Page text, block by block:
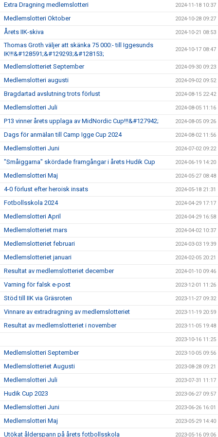
Extra Dragning medlemslotteri 2024-11-18 10:37
Medlemslotteri Oktober 2024-10-28 09:27
Årets IIK-skiva 2024-10-21 08:53
Thomas Groth väljer att skänka 75 000:- till Iggesunds
IK!!!&#128591;&#129293;&#128153;
2024-10-17 08:47
Medlemslotteriet September 2024-09-30 09:23
Medlemslotteri augusti 2024-09-02 09:52
Bragdartad avslutning trots förlust 2024-08-15 22:42
Medlemslotteri Juli 2024-08-05 11:16
P13 vinner årets upplaga av MidNordic Cup!!!&#127942; 2024-08-05 09:26
Dags för anmälan till Camp Igge Cup 2024 2024-08-02 11:56
Medlemslotteri Juni 2024-07-02 09:22
"Småiggarna" skördade framgångar i årets Hudik Cup 2024-06-19 14:20
Medlemslotteri Maj 2024-05-27 08:48
4-0 förlust efter heroisk insats 2024-05-18 21:31
Fotbollsskola 2024 2024-04-29 17:17
Medlemslotteri April 2024-04-29 16:58
Medlemslotteriet mars 2024-04-02 10:37
Medlemslotteriet februari 2024-03-03 19:39
Medlemslotteriet januari 2024-02-05 20:21
Resultat av medlemslotteriet december 2024-01-10 09:46
Varning för falsk e-post 2023-12-01 11:26
Stöd till IIK via Gräsroten 2023-11-27 09:32
Vinnare av extradragning av medlemslotteriet 2023-11-19 20:59
Resultat av medlemslotteriet i november 2023-11-05 19:48
2023-10-16 11:25
Medlemslotteri September 2023-10-05 09:56
Medlemslotteriet Augusti 2023-08-28 09:21
Medlemslotteri Juli 2023-07-31 11:17
Hudik Cup 2023 2023-06-27 09:57
Medlemslotteri Juni 2023-06-26 16:01
Medlemslotteri Maj 2023-05-29 14:40
Utökat ålderspann på årets fotbollsskola 2023-05-16 09:06